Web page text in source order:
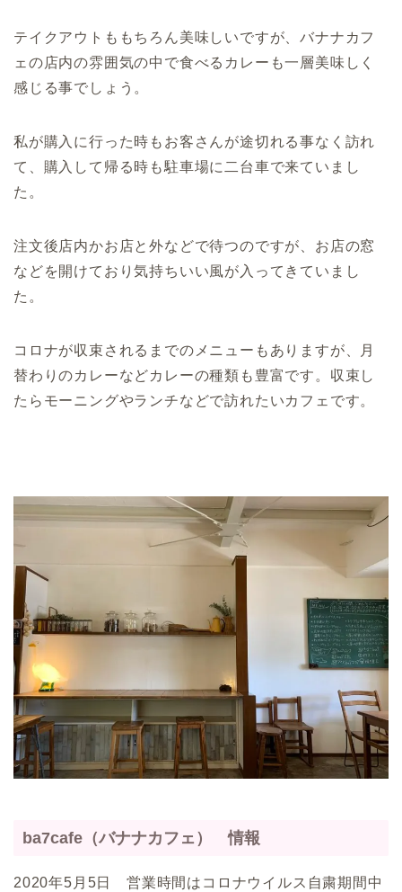
テイクアウトももちろん美味しいですが、バナナカフ
ェの店内の雰囲気の中で食べるカレーも一層美味しく
感じる事でしょう。
私が購入に行った時もお客さんが途切れる事なく訪れ
て、購入して帰る時も駐車場に二台車で来ていまし
た。
注文後店内かお店と外などで待つのですが、お店の窓
などを開けており気持ちいい風が入ってきていまし
た。
コロナが収束されるまでのメニューもありますが、月
替わりのカレーなどカレーの種類も豊富です。収束し
たらモーニングやランチなどで訪れたいカフェです。
ba7cafe（バナナカフェ） 情報
2020年5月5日 営業時間はコロナウイルス自粛期間中